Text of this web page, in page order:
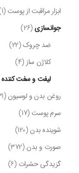
ابزار مراقبت از پوست(1)
جوانسازی(26)
ضد چروک(22)
کلاژن ساز (4)
لیفت و سفت کننده
روغن بدن و لوسیون(31)
سرم پوست(17)
شوینده بدن(120)
صورت و بدن(372)
گزیدگی حشرات (6)